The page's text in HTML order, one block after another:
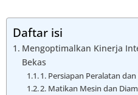
Daftar isi
Mengoptimalkan Kinerja
Bekas
1. Persiapan Peralatan dan
2. Matikan Mesin dan